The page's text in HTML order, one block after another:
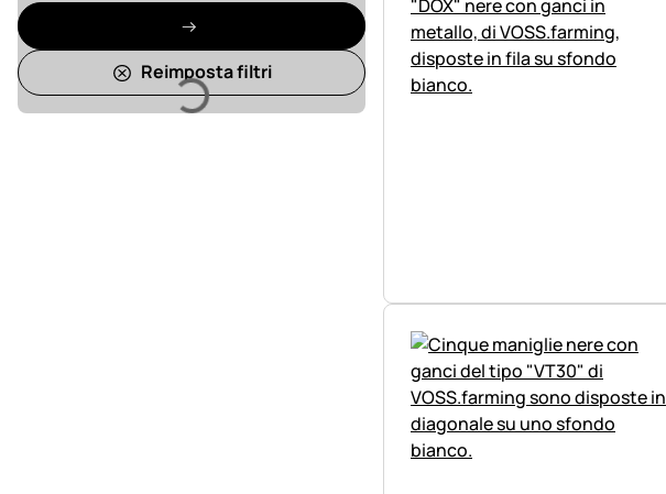
Caricamento
Reimposta filtri